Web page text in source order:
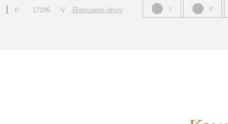
0 17196 Переслать другу 1 0